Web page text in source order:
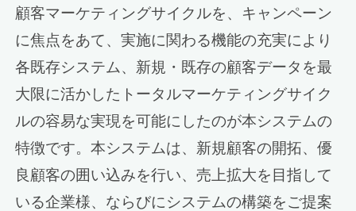
顧客マーケティングサイクルを、キャンペーン
に焦点をあて、実施に関わる機能の充実により
各既存システム、新規・既存の顧客データを最
大限に活かしたトータルマーケティングサイク
ルの容易な実現を可能にしたのが本システムの
特徴です。本システムは、新規顧客の開拓、優
良顧客の囲い込みを行い、売上拡大を目指して
いる企業様、ならびにシステムの構築をご提案